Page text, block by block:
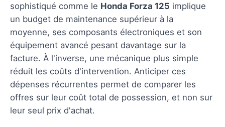
sophistiqué comme le Honda Forza 125 implique
un budget de maintenance supérieur à la
moyenne, ses composants électroniques et son
équipement avancé pesant davantage sur la
facture. À l'inverse, une mécanique plus simple
réduit les coûts d'intervention. Anticiper ces
dépenses récurrentes permet de comparer les
offres sur leur coût total de possession, et non sur
leur seul prix d'achat.